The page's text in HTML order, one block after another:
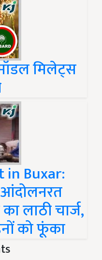
मिलेट्स
in Buxar:
लाठी चार्ज,
को फूंका